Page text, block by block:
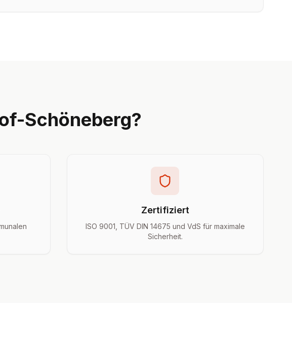
Schöneberg?
Zertifiziert
ISO 9001, TÜV DIN 14675 und VdS für maximale
Sicherheit.